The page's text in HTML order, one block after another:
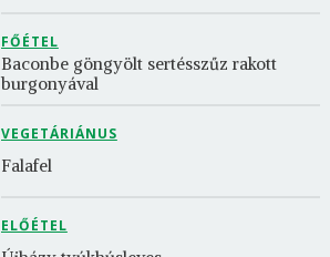
FŐÉTEL
Baconbe göngyölt sertésszűz rakott
burgonyával
VEGETÁRIÁNUS
Falafel
ELŐÉTEL